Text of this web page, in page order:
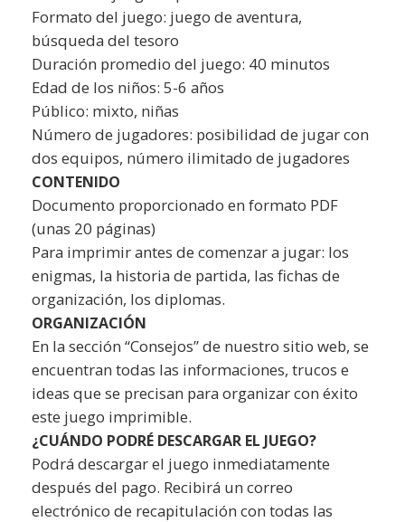
Formato del juego: juego de aventura,
búsqueda del tesoro
Duración promedio del juego: 40 minutos
Edad de los niños: 5-6 años
Público: mixto, niñas
Número de jugadores: posibilidad de jugar con
dos equipos, número ilimitado de jugadores
CONTENIDO
Documento proporcionado en formato PDF
(unas 20 páginas)
Para imprimir antes de comenzar a jugar: los
enigmas, la historia de partida, las fichas de
organización, los diplomas.
ORGANIZACIÓN
En la sección “Consejos” de nuestro sitio web, se
encuentran todas las informaciones, trucos e
ideas que se precisan para organizar con éxito
este juego imprimible.
¿CUÁNDO PODRÉ DESCARGAR EL JUEGO?
Podrá descargar el juego inmediatamente
después del pago. Recibirá un correo
electrónico de recapitulación con todas las